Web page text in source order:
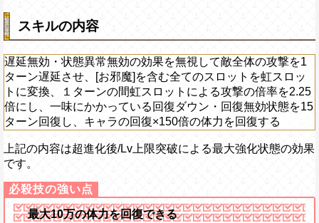
スキルの内容
遅延無効・状態異常無効の効果を無視して敵全体の攻撃を1
ターン遅延させ、[お邪魔]を含む全てのスロットを虹スロッ
トに変換、１ターンの間虹スロットによる攻撃の倍率を2.25
倍にし、一味にかかっている回復ダウン・回復無効状態を15
ターン回復し、キャラの回復×150倍の体力を回復する
上記の内容は超進化後/Lv上限突破による最大強化状態の効果
です。
最大10万の体力を回復できる